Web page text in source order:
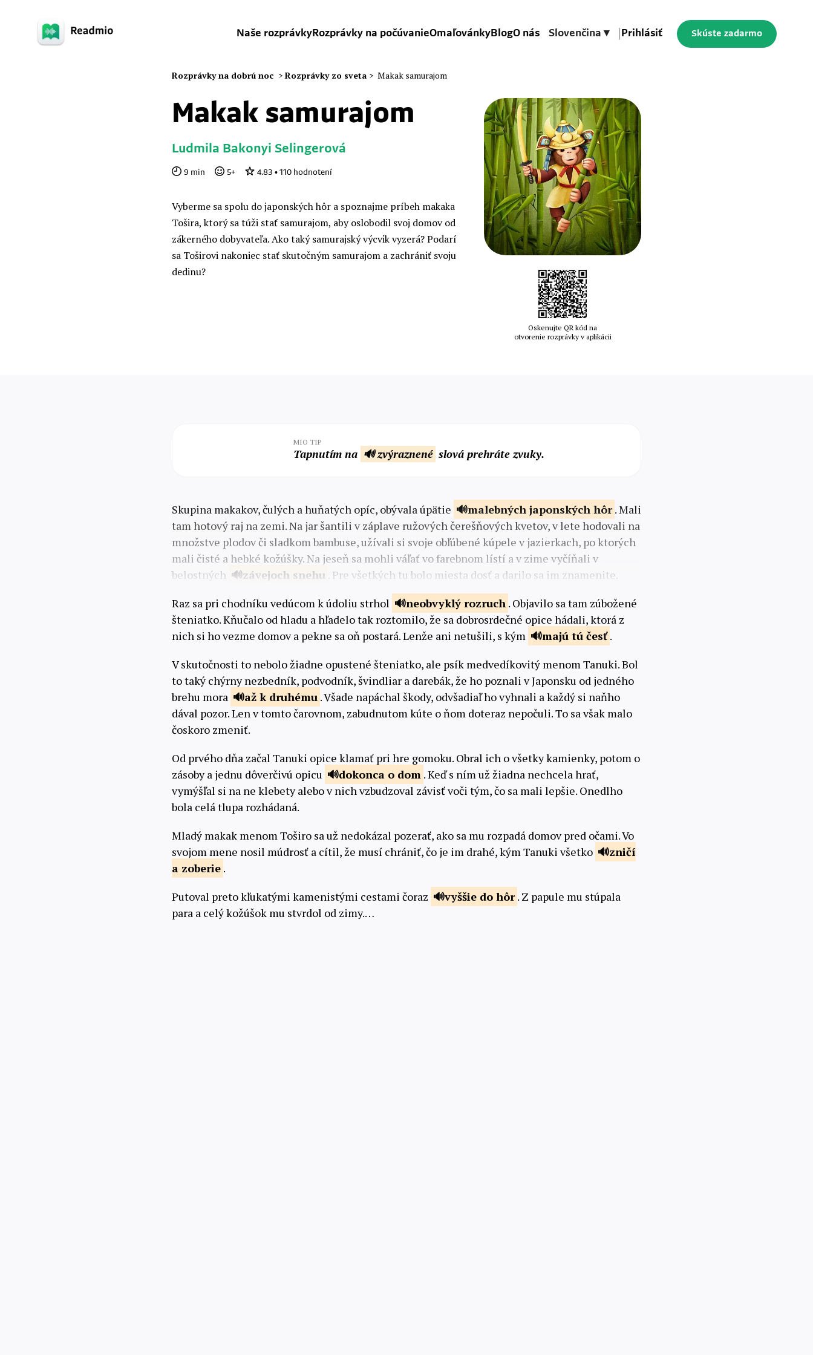
Naše rozprávkyRozprávky na počúvanieOmaľovánkyBlogO nás Slovenčina ▾ Prihlásiť Skúste zadarmo
Rozprávky na dobrú noc > Rozprávky zo sveta > Makak samurajom
Makak samurajom
Ludmila Bakonyi Selingerová
9 min 5+ 4.83 • 110 hodnotení
Vyberme sa spolu do japonských hôr a spoznajme príbeh makaka
Tošira, ktorý sa túži stať samurajom, aby oslobodil svoj domov od
zákerného dobyvateľa. Ako taký samurajský výcvik vyzerá? Podarí
sa Toširovi nakoniec stať skutočným samurajom a zachrániť svoju
dedinu?
Oskenujte QR kód na
otvorenie rozprávky v aplikácii
MIO TIP
Tapnutím na 🔊 zvýraznené slová prehráte zvuky.
Skupina makakov, čulých a huňatých opíc, obývala úpätie malebných japonských hôr . Mali
tam hotový raj na zemi. Na jar šantili v záplave ružových čerešňových kvetov, v lete hodovali na
množstve plodov či sladkom bambuse, užívali si svoje obľúbené kúpele v jazierkach, po ktorých
mali čisté a hebké kožúšky. Na jeseň sa mohli váľať vo farebnom lístí a v zime vyčíňali v
belostných
závejoch snehu . Pre všetkých tu bolo miesta dosť a darilo sa im znamenite.
Raz sa pri chodníku vedúcom k údoliu strhol
neobvyklý rozruch . Objavilo sa tam zúbožené
šteniatko. Kňučalo od hladu a hľadelo tak roztomilo, že sa dobrosrdečné opice hádali, ktorá z
nich si ho vezme domov a pekne sa oň postará. Lenže ani netušili, s kým
majú tú česť .
V skutočnosti to nebolo žiadne opustené šteniatko, ale psík medvedíkovitý menom Tanuki. Bol
to taký chýrny nezbedník, podvodník, švindliar a darebák, že ho poznali v Japonsku od jedného
brehu mora
až k druhému . Všade napáchal škody, odvšadiaľ ho vyhnali a každý si naňho
dával pozor. Len v tomto čarovnom, zabudnutom kúte o ňom doteraz nepočuli. To sa však malo
čoskoro zmeniť.
Od prvého dňa začal Tanuki opice klamať pri hre gomoku. Obral ich o všetky kamienky, potom o
zásoby a jednu dôverčivú opicu
dokonca o dom . Keď s ním už žiadna nechcela hrať,
vymýšľal si na ne klebety alebo v nich vzbudzoval závisť voči tým, čo sa mali lepšie. Onedlho
bola celá tlupa rozhádaná.
Mladý makak menom Toširo sa už nedokázal pozerať, ako sa mu rozpadá domov pred očami. Vo
svojom mene nosil múdrosť a cítil, že musí chrániť, čo je im drahé, kým Tanuki všetko
zničí
a zoberie .
Putoval preto kľukatými kamenistými cestami čoraz
vyššie do hôr . Z papule mu stúpala
para a celý kožúšok mu stvrdol od zimy.…